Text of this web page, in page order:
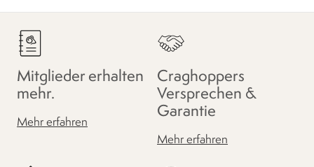
Mitglieder erhalten
mehr.
Mehr erfahren
Craghoppers
Versprechen &
Garantie
Mehr erfahren